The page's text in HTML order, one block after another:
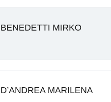
BENEDETTI MIRKO
D’ANDREA MARILENA